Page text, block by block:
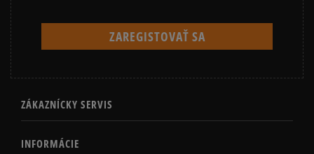
ZÁKAZNÍCKY SERVIS
INFORMÁCIE